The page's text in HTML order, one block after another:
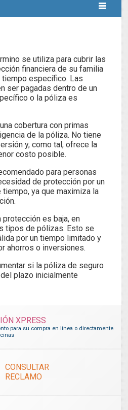
se utiliza para cubrir las
financiera de su familia
tiempo específico. Las
ser pagadas dentro de un
o la póliza es
cobertura con primas
de la póliza. No tiene
y, como tal, ofrece la
costo posible.
para personas
de protección por un
ya que maximiza la
protección es baja, en
tipos de pólizas. Esto se
por un tiempo limitado y
ahorros o inversiones.
si la póliza de seguro
plazo inicialmente
XPRESS
para su compra en línea o directamente
CONSULTAR
RECLAMO